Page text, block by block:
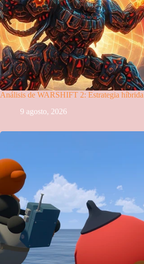
Análisis de WARSHIFT 2: Estrategia híbrida
9 agosto, 2026